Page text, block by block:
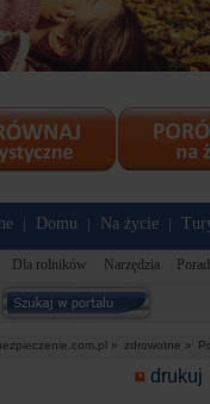
Domu Na życie
Dla rolników Narzędzia
» zdrowotne »
drukuj